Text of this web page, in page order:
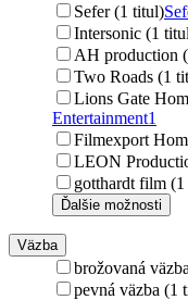
Sefer (1 titul)
Intersonic (1
AH production
Two Roads (1
Lions Gate
Entertainment1
Filmexport
LEON
gotthardt film
Ďalšie možnosti
Väzba
brožovaná
pevná väzba (1